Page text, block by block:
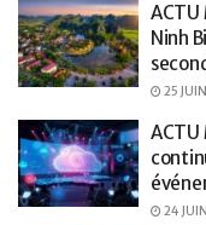
ACTU
Ninh
25
ACTU
24